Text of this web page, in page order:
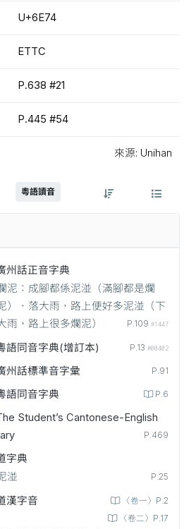
U+6E74
ETTC
P.638 #21
P.445 #54
來源: Unihan
粵語讀音
州話正音字典
泥：成腳都係泥湴（滿腳都是爛
）．落大雨，路上便好多泥湴（下
雨，路上很多爛泥）
P.109 #1447
語同音字典(增訂本) P.13 #00402
州話標準音字彙 P.91
語同音字典 P.6
Student’s Cantonese-English
P.469
字典
湴
P.25
漢字音
〈卷一〉P.2
〈卷二〉P.17